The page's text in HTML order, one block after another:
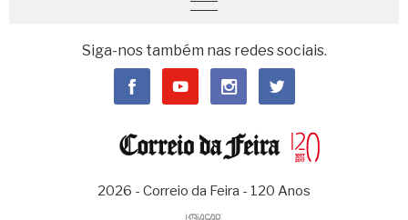
Siga-nos também nas redes sociais.
2026 - Correio da Feira - 120 Anos